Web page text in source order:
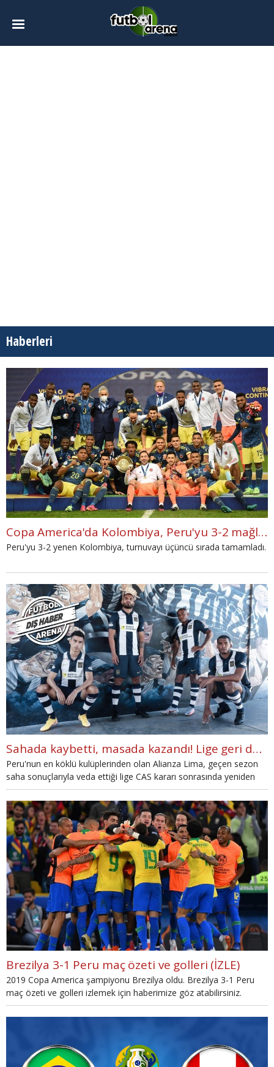
Haberleri
Copa America'da Kolombiya, Peru'yu 3-2 mağlup etti
Peru'yu 3-2 yenen Kolombiya, turnuvayı üçüncü sırada tamamladı.
Sahada kaybetti, masada kazandı! Lige geri döndüler
Peru'nun en köklü kulüplerinden olan Alianza Lima, geçen sezon
saha sonuçlarıyla veda ettiği lige CAS kararı sonrasında yeniden
alındı.
Brezilya 3-1 Peru maç özeti ve golleri (İZLE)
2019 Copa America şampiyonu Brezilya oldu. Brezilya 3-1 Peru
maç özeti ve golleri izlemek için haberimize göz atabilirsiniz.